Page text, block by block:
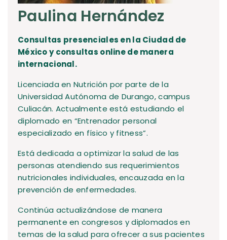
Paulina Hernández
Consultas presenciales en la Ciudad de
México y consultas online de manera
internacional.
Licenciada en Nutrición por parte de la
Universidad Autónoma de Durango, campus
Culiacán. Actualmente está estudiando el
diplomado en “Entrenador personal
especializado en físico y fitness”.
Está dedicada a optimizar la salud de las
personas atendiendo sus requerimientos
nutricionales individuales, encauzada en la
prevención de enfermedades.
Continúa actualizándose de manera
permanente en congresos y diplomados en
temas de la salud para ofrecer a sus pacientes